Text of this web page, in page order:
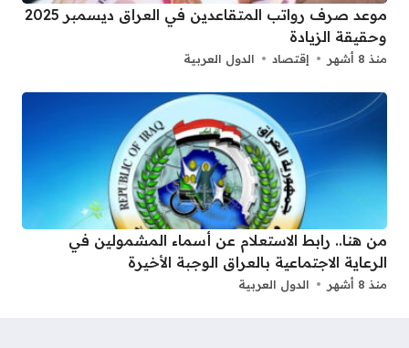
موعد صرف رواتب المتقاعدين في العراق ديسمبر 2025
وحقيقة الزيادة
منذ 8 أشهر إقتصاد الدول العربية
من هنا.. رابط الاستعلام عن أسماء المشمولين في
الرعاية الاجتماعية بالعراق الوجبة الأخيرة
منذ 8 أشهر الدول العربية